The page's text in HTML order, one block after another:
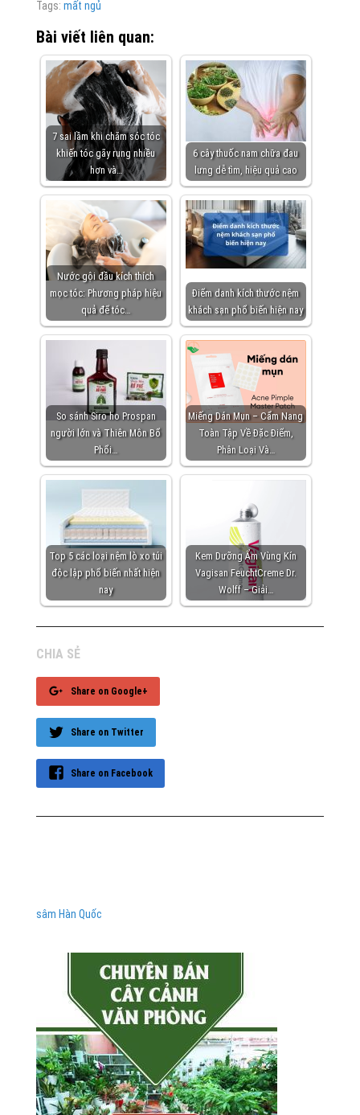
Tags: mất ngủ
Bài viết liên quan:
7 sai lầm khi chăm sóc tóc
khiến tóc gãy rụng nhiều
hơn và…
6 cây thuốc nam chữa đau
lưng dễ tìm, hiệu quả cao
Nước gội đầu kích thích
mọc tóc: Phương pháp hiệu
quả để tóc…
Điểm danh kích thước nệm
khách sạn phổ biến hiện nay
So sánh Siro ho Prospan
người lớn và Thiên Môn Bổ
Phổi…
Miếng Dán Mụn – Cẩm Nang
Toàn Tập Về Đặc Điểm,
Phân Loại Và…
Top 5 các loại nệm lò xo túi
độc lập phổ biến nhất hiện
nay
Kem Dưỡng Ẩm Vùng Kín
Vagisan FeuchtCreme Dr.
Wolff – Giải…
CHIA SẺ
Share on Google+
Share on Twitter
Share on Facebook
sâm Hàn Quốc